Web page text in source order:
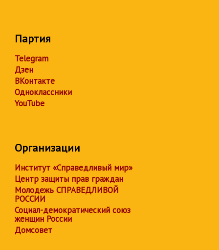
Партия
Telegram
Дзен
ВКонтакте
Одноклассники
YouTube
Организации
Институт «Справедливый мир»
Центр защиты прав граждан
Молодежь СПРАВЕДЛИВОЙ
РОССИИ
Социал-демократический союз
женщин России
Домсовет